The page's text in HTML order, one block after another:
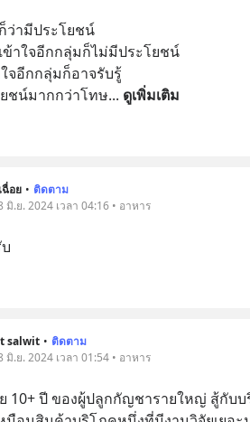
ว่ามีประโยชน์
าใจอีกกลุ่มก็ไม่มีประโยชน์
จอีกกลุ่มก็อาจรับรู้
ชน์มากกว่าโทษ... ดูเพิ่มเติม
ฉื่อย • ติดตาม
มิ.ย. 2024 เวลา 04:16 • อาหาร
salwit • ติดตาม
มิ.ย. 2024 เวลา 01:54 • อาหาร
10+ ปี ของผู้ปลูกกัญชารายใหญ่ สู้กับ